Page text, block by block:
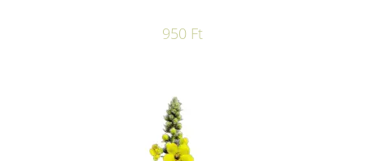
950 Ft